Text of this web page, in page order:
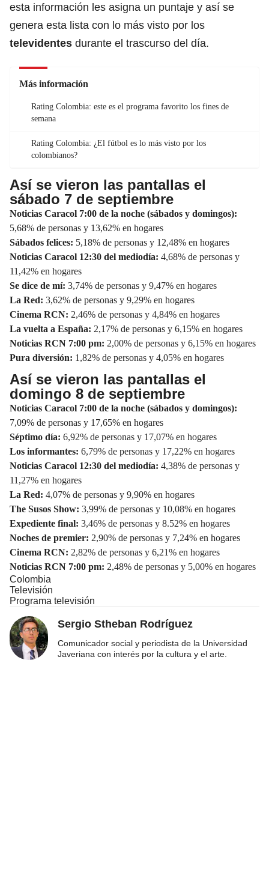
esta información les asigna un puntaje y así se
genera esta lista con lo más visto por los
televidentes durante el trascurso del día.
Más información
Rating Colombia: este es el programa favorito los fines de
semana
Rating Colombia: ¿El fútbol es lo más visto por los
colombianos?
Así se vieron las pantallas el
sábado 7 de septiembre
Noticias Caracol 7:00 de la noche (sábados y domingos):
5,68% de personas y 13,62% en hogares
Sábados felices: 5,18% de personas y 12,48% en hogares
Noticias Caracol 12:30 del mediodía: 4,68% de personas y
11,42% en hogares
Se dice de mí: 3,74% de personas y 9,47% en hogares
La Red: 3,62% de personas y 9,29% en hogares
Cinema RCN: 2,46% de personas y 4,84% en hogares
La vuelta a España: 2,17% de personas y 6,15% en hogares
Noticias RCN 7:00 pm: 2,00% de personas y 6,15% en hogares
Pura diversión: 1,82% de personas y 4,05% en hogares
Así se vieron las pantallas el
domingo 8 de septiembre
Noticias Caracol 7:00 de la noche (sábados y domingos):
7,09% de personas y 17,65% en hogares
Séptimo día: 6,92% de personas y 17,07% en hogares
Los informantes: 6,79% de personas y 17,22% en hogares
Noticias Caracol 12:30 del mediodía: 4,38% de personas y
11,27% en hogares
La Red: 4,07% de personas y 9,90% en hogares
The Susos Show: 3,99% de personas y 10,08% en hogares
Expediente final: 3,46% de personas y 8.52% en hogares
Noches de premier: 2,90% de personas y 7,24% en hogares
Cinema RCN: 2,82% de personas y 6,21% en hogares
Noticias RCN 7:00 pm: 2,48% de personas y 5,00% en hogares
Colombia
Televisión
Programa televisión
Sergio Stheban Rodríguez
Comunicador social y periodista de la Universidad
Javeriana con interés por la cultura y el arte.